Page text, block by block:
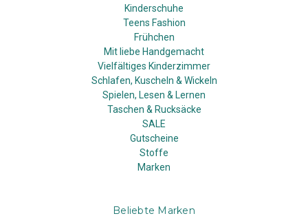
Kinderschuhe
Teens Fashion
Frühchen
Mit liebe Handgemacht
Vielfältiges Kinderzimmer
Schlafen, Kuscheln & Wickeln
Spielen, Lesen & Lernen
Taschen & Rucksäcke
SALE
Gutscheine
Stoffe
Marken
Beliebte Marken